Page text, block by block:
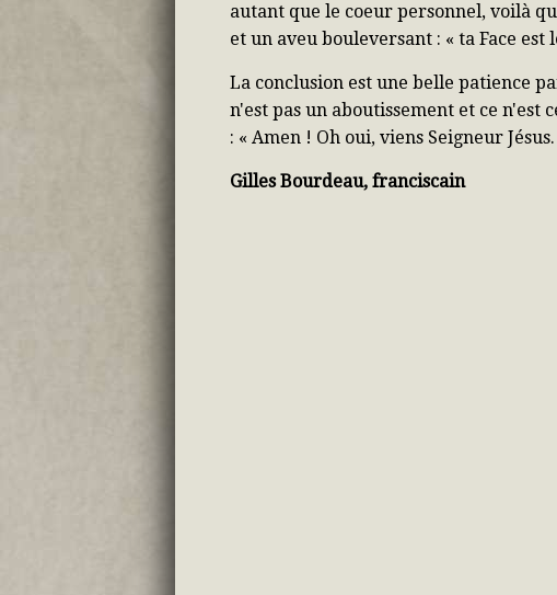
autant que le coeur personnel, voilà
et un aveu bouleversant : « ta Face
La conclusion est une belle patience
n'est pas un aboutissement et ce
: « Amen ! Oh oui, viens Seigneur
Gilles Bourdeau, franciscain